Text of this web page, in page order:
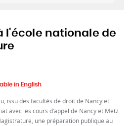
l'école nationale de
in English
issu des facultés de droit de Nancy et
avec les cours d’appel de Nancy et Metz
une préparation publique au